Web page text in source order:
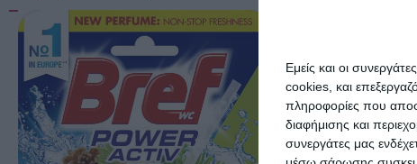
Εμείς και οι
cookies, και
πληροφορίες που
διαφήμισης και
συνεργάτες μας